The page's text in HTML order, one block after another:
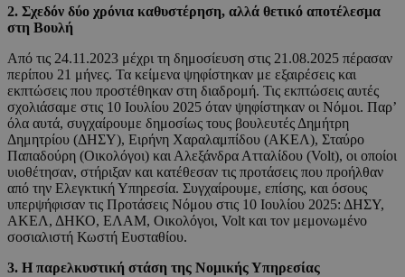
2. Σχεδόν δύο χρόνια καθυστέρηση, αλλά θετικό αποτέλεσμα
στη Βουλή
Από τις 24.11.2023 μέχρι τη δημοσίευση στις 21.08.2025 πέρασαν
περίπου 21 μήνες. Τα κείμενα ψηφίστηκαν με εξαιρέσεις και
εκπτώσεις που προστέθηκαν στη διαδρομή. Τις εκπτώσεις αυτές
σχολιάσαμε στις 10 Ιουλίου 2025 όταν ψηφίστηκαν οι Νόμοι. Παρ’
όλα αυτά, συγχαίρουμε δημοσίως τους βουλευτές Δημήτρη
Δημητρίου (ΔΗΣΥ), Ειρήνη Χαραλαμπίδου (ΑΚΕΛ), Σταύρο
Παπαδούρη (Οικολόγοι) και Αλεξάνδρα Ατταλίδου (Volt), οι οποίοι
υιοθέτησαν, στήριξαν και κατέθεσαν τις προτάσεις που προήλθαν
από την Ελεγκτική Υπηρεσία. Συγχαίρουμε, επίσης, και όσους
υπερψήφισαν τις Προτάσεις Νόμου στις 10 Ιουλίου 2025: ΔΗΣΥ,
ΑΚΕΛ, ΔΗΚΟ, ΕΛΑΜ, Οικολόγοι, Volt και τον μεμονωμένο
σοσιαλιστή Κωστή Ευσταθίου.
3. Η παρελκυστική στάση της Νομικής Υπηρεσίας